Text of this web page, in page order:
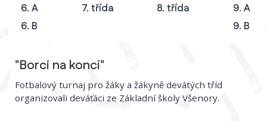
6. A
6. B
7. třída 8. třída
9. A
9. B
"Borci na konci"
Fotbalový turnaj pro žáky a žákyně devátých tříd
organizovali deváťáci ze Základní školy Všenory.